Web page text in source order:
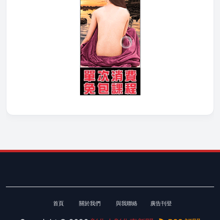
首頁 關於我們 與我聯絡 廣告刊登